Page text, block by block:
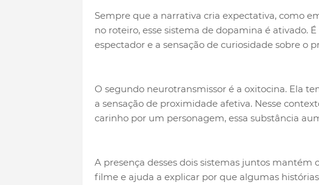
Sempre que a narrativa cria expectativa, como
no roteiro, esse sistema de dopamina é ativado.
espectador e a sensação de curiosidade sobre o
O segundo neurotransmissor é a oxitocina. Ela
a sensação de proximidade afetiva. Nesse
carinho por um personagem, essa substância
A presença desses dois sistemas juntos
filme e ajuda a explicar por que algumas